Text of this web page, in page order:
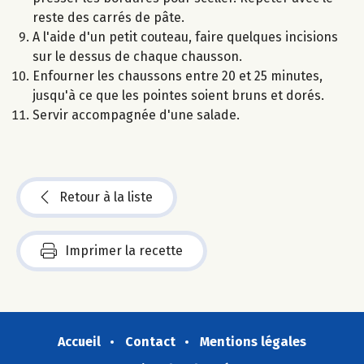
reste des carrés de pâte.
A l'aide d'un petit couteau, faire quelques incisions
sur le dessus de chaque chausson.
Enfourner les chaussons entre 20 et 25 minutes,
jusqu'à ce que les pointes soient bruns et dorés.
Servir accompagnée d'une salade.
Retour à la liste
Imprimer la recette
Accueil Contact
Mentions légales